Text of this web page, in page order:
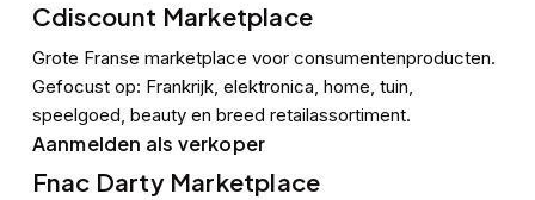
Cdiscount Marketplace
Grote Franse marketplace voor consumentenproducten.
Gefocust op: Frankrijk, elektronica, home, tuin,
speelgoed, beauty en breed retailassortiment.
Aanmelden als verkoper
Fnac Darty Marketplace